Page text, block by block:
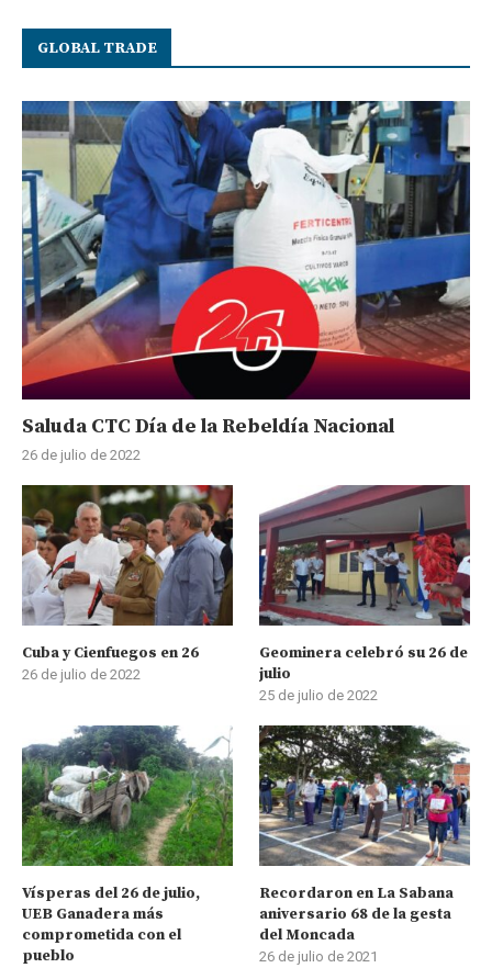
GLOBAL TRADE
Saluda CTC Día de la Rebeldía Nacional
26 de julio de 2022
Cuba y Cienfuegos en 26
26 de julio de 2022
Geominera celebró su 26 de
julio
25 de julio de 2022
Vísperas del 26 de julio,
UEB Ganadera más
comprometida con el
pueblo
Recordaron en La Sabana
aniversario 68 de la gesta
del Moncada
26 de julio de 2021